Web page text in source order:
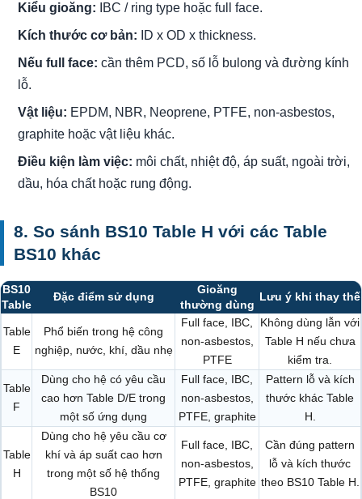
Kiểu gioăng: IBC / ring type hoặc full face.
Kích thước cơ bản: ID x OD x thickness.
Nếu full face: cần thêm PCD, số lỗ bulong và đường kính
lỗ.
Vật liệu: EPDM, NBR, Neoprene, PTFE, non-asbestos,
graphite hoặc vật liệu khác.
Điều kiện làm việc: môi chất, nhiệt độ, áp suất, ngoài trời,
dầu, hóa chất hoặc rung động.
8. So sánh BS10 Table H với các Table
BS10 khác
BS10
Table
Đặc điểm sử dụng
Gioăng
thường dùng
Lưu ý khi thay thế
Table
E
Phổ biến trong hệ công
nghiệp, nước, khí, dầu nhẹ
Full face, IBC,
non-asbestos,
PTFE
Không dùng lẫn với
Table H nếu chưa
kiểm tra.
Table
F
Dùng cho hệ có yêu cầu
cao hơn Table D/E trong
một số ứng dụng
Full face, IBC,
non-asbestos,
PTFE, graphite
Pattern lỗ và kích
thước khác Table
H.
Table
H
Dùng cho hệ yêu cầu cơ
khí và áp suất cao hơn
trong một số hệ thống
BS10
Full face, IBC,
non-asbestos,
PTFE, graphite
Cần đúng pattern
lỗ và kích thước
theo BS10 Table H.